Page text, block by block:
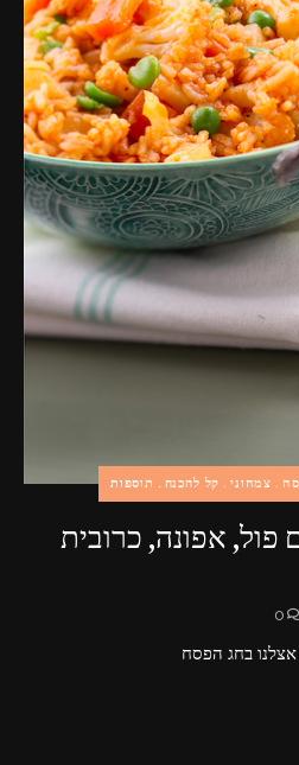
צמחוני קל להכנה תוספות
אפונה, כרובית
0
אצלנו בחג הפסח